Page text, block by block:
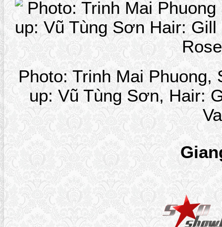
Photo: Trinh Mai Phuong,
up: Vũ Tùng Sơn, Hair: